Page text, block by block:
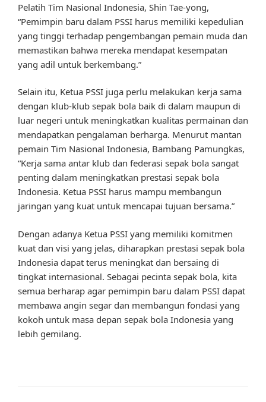
Pelatih Tim Nasional Indonesia, Shin Tae-yong,
“Pemimpin baru dalam PSSI harus memiliki kepedulian
yang tinggi terhadap pengembangan pemain muda dan
memastikan bahwa mereka mendapat kesempatan
yang adil untuk berkembang.”
Selain itu, Ketua PSSI juga perlu melakukan kerja sama
dengan klub-klub sepak bola baik di dalam maupun di
luar negeri untuk meningkatkan kualitas permainan dan
mendapatkan pengalaman berharga. Menurut mantan
pemain Tim Nasional Indonesia, Bambang Pamungkas,
“Kerja sama antar klub dan federasi sepak bola sangat
penting dalam meningkatkan prestasi sepak bola
Indonesia. Ketua PSSI harus mampu membangun
jaringan yang kuat untuk mencapai tujuan bersama.”
Dengan adanya Ketua PSSI yang memiliki komitmen
kuat dan visi yang jelas, diharapkan prestasi sepak bola
Indonesia dapat terus meningkat dan bersaing di
tingkat internasional. Sebagai pecinta sepak bola, kita
semua berharap agar pemimpin baru dalam PSSI dapat
membawa angin segar dan membangun fondasi yang
kokoh untuk masa depan sepak bola Indonesia yang
lebih gemilang.